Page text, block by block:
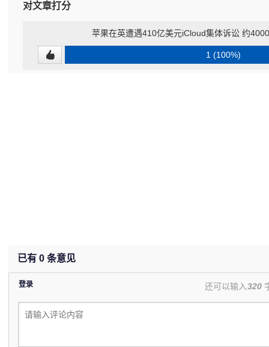
对文章打分
苹果在英遭遇410亿美元iCloud集体诉讼 约
1 (100%)
已有 0 条意见
登录 还可以输入320